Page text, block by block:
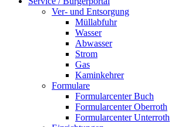
Ver- und Entsorgung
Müllabfuhr
Wasser
Abwasser
Strom
Gas
Kaminkehrer
Formulare
Formularcenter Buch
Formularcenter Oberroth
Formularcenter Unterroth